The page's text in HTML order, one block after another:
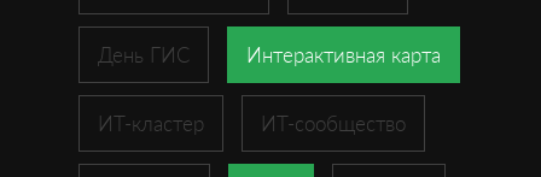
День ГИС Интерактивная карта
ИТ-кластер ИТ-сообщество